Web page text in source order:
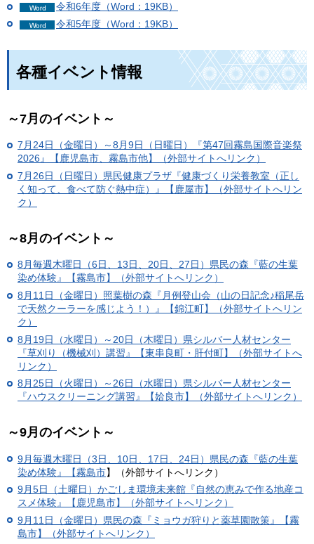
令和6年度（Word：19KB）
令和5年度（Word：19KB）
各種イベント情報
～7月のイベント～
7月24日（金曜日）～8月9日（日曜日）『第47回霧島国際音楽祭
2026』【鹿児島市、霧島市他】（外部サイトへリンク）
7月26日（日曜日）県民健康プラザ『健康づくり栄養教室（正し
く知って、食べて防ぐ熱中症）』【鹿屋市】（外部サイトへリン
ク）
～8月のイベント～
8月毎週木曜日（6日、13日、20日、27日）県民の森『藍の生葉
染め体験』【霧島市】（外部サイトへリンク）
8月11日（金曜日）照葉樹の森『月例登山会（山の日記念♪稲尾岳
で天然クーラーを感じよう！）』【錦江町】（外部サイトへリン
ク）
8月19日（水曜日）～20日（木曜日）県シルバー人材センター
『草刈り（機械刈）講習』【東串良町・肝付町】（外部サイトへ
リンク）
8月25日（火曜日）～26日（水曜日）県シルバー人材センター
『ハウスクリーニング講習』【姶良市】（外部サイトへリンク）
～9月のイベント～
9月毎週木曜日（3日、10日、17日、24日） 県民の森『藍の生葉
染め体験』【霧島市】（外部サイトへリンク）
9月5日（土曜日）かごしま環境未来館『自然の恵みで作る地産コ
スメ体験』【鹿児島市】（外部サイトへリンク）
9月11日（金曜日）県民の森『ミョウガ狩りと薬草園散策』【霧
島市】（外部サイトへリンク）